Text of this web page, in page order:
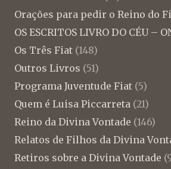
Orações para pedir o Reino do
OS ESCRITOS LIVRO DO CÉU –
Os Três Fiat (148)
Outros Livros (51)
Programa Juventude Fiat (5)
Quem é Luisa Piccarreta (21)
Reino da Divina Vontade (146)
Relatos de Filhos da Divina
Retiros sobre a Divina Vontade